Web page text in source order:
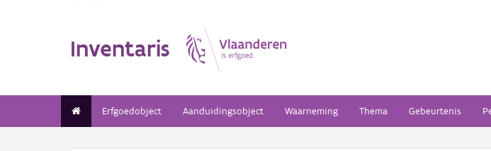
Inventaris
Erfgoedobject Aanduidingsobject Waarneming Thema Gebeurtenis